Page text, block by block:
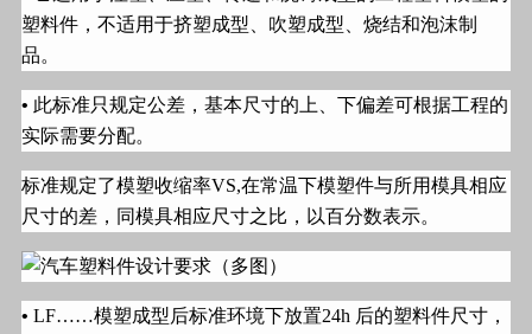
塑料件，不适用于挤塑成型、吹塑成型、烧结和泡沫制
品。
• 此标准只规定公差，基本尺寸的上、下偏差可根据工程的
实际需要分配。
标准规定了模塑收缩率VS,在常温下模塑件与所用模具相应
尺寸的差，同模具相应尺寸之比，以百分数表示。
• LF……模塑成型后标准环境下放置24h 后的塑料件尺寸，